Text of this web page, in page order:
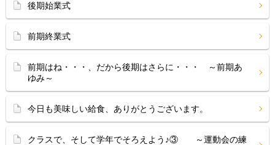
後期始業式
前期終業式
前期はね・・・、だから後期はさらに・・・ ～前期あ
ゆみ～
今日も美味しい給食、ありがとうございます。
クラスで、そして学年でそろえよう♪③ ～運動会の練